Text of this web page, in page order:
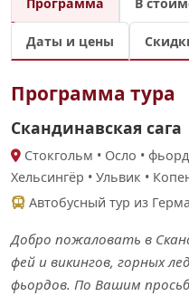
Программа В
Даты и цены
Программа тура
Скандинавская сага
Стокгольм • Осло •
Хельсингёр • Ульвик •
Автобусный тур из
Добро пожаловать в
фей и викингов, горных
фьордов. По Вашим